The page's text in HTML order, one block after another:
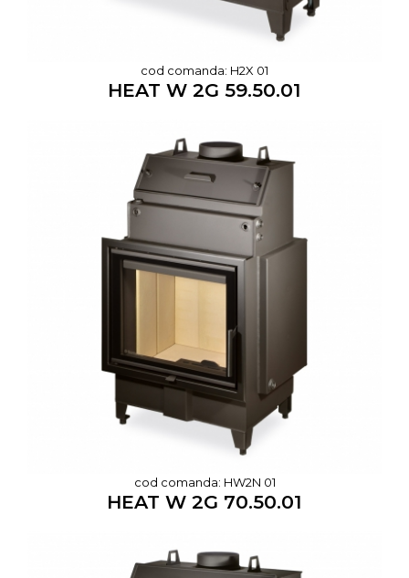
cod comanda: H2X 01
HEAT W 2G 59.50.01
cod comanda: HW2N 01
HEAT W 2G 70.50.01